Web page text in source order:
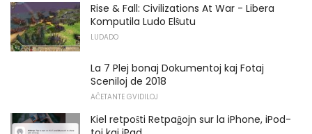
Rise & Fall: Civilizations At War - Libera
Komputila Ludo Elŝutu
LUDADO
La 7 Plej bonaj Dokumentoj kaj Fotaj
Sceniloj de 2018
AĈETANTE GVIDILOJ
Kiel retpoŝti Retpaĝojn sur la iPhone, iPod-